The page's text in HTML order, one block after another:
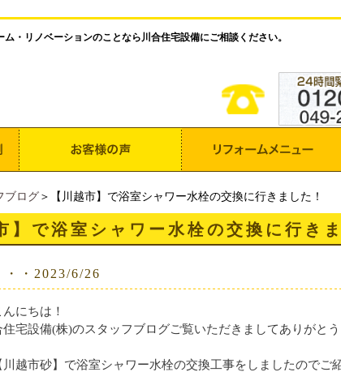
ム・リノベーションのことなら川合住宅設備にご相談ください。
ブログ＞【川越市】で浴室シャワー水栓の交換に行きました！
】で浴室シャワー水栓の交換に行きま
・・2023/6/26
にちは！
住宅設備(株)のスタッフブログご覧いただきましてありがと
川越市砂】で浴室シャワー水栓の交換工事をしましたのでご